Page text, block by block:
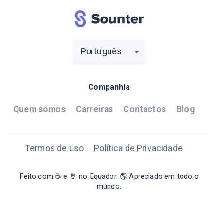
Português
Companhia
Quem somos Carreiras Contactos Blog
Termos de uso Política de Privacidade
Feito com ☕ e 🤘 no Equador. 🌎 Apreciado em todo o
mundo.